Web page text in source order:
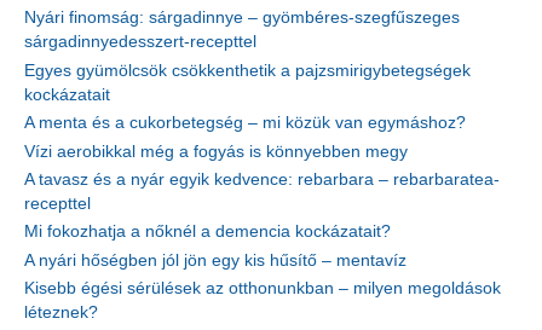
Nyári finomság: sárgadinnye – gyömbéres-szegfűszeges
sárgadinnyedesszert-recepttel
Egyes gyümölcsök csökkenthetik a pajzsmirigybetegségek
kockázatait
A menta és a cukorbetegség – mi közük van egymáshoz?
Vízi aerobikkal még a fogyás is könnyebben megy
A tavasz és a nyár egyik kedvence: rebarbara – rebarbaratea-
recepttel
Mi fokozhatja a nőknél a demencia kockázatait?
A nyári hőségben jól jön egy kis hűsítő – mentavíz
Kisebb égési sérülések az otthonunkban – milyen megoldások
léteznek?